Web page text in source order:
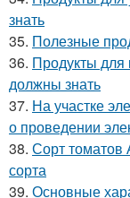
знать
35. Полезные
36. Продукты для
должны знать
37. На участке
о проведении
38. Сорт томатов
сорта
39. Основные